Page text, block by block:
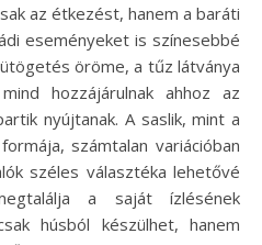
az étkezést, hanem a baráti
eseményeket is színesebbé
öröme, a tűz látványa
hozzájárulnak ahhoz az
nyújtanak. A saslik, mint a
számtalan variációban
széles választéka lehetővé
a saját ízlésének
húsból készülhet, hanem